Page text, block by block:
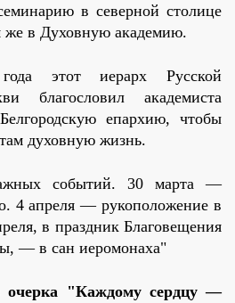
в северной столице
же в Духовную академию.
этот иерарх Русской
благословил академиста
епархию, чтобы
духовную жизнь.
событий. 30 марта —
4 апреля — рукоположение в
в праздник Благовещения
— в сан иеромонаха"
очерка "Каждому сердцу —